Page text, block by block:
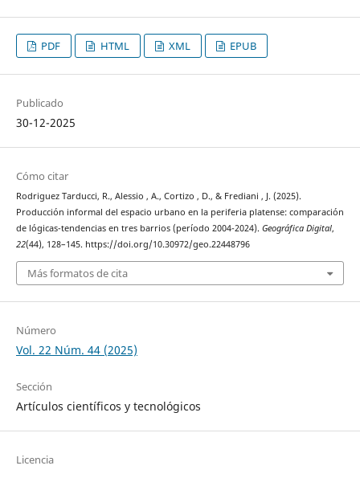
PDF HTML XML EPUB
Publicado
30-12-2025
Cómo citar
Rodriguez Tarducci, R., Alessio , A., Cortizo , D., & Frediani , J. (2025).
Producción informal del espacio urbano en la periferia platense: comparación
de lógicas-tendencias en tres barrios (período 2004-2024). Geográfica Digital,
22(44), 128–145. https://doi.org/10.30972/geo.22448796
Más formatos de cita
Número
Vol. 22 Núm. 44 (2025)
Sección
Artículos científicos y tecnológicos
Licencia